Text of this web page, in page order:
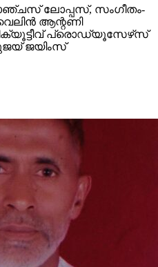
ലോപ്പസ്, സംഗീതം-
ആന്റണി
പ്രൊഡ്യൂസേഴ്‌സ്
ജയിംസ്